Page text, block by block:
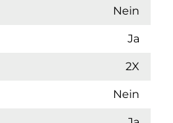
Nein
Ja
2X
Nein